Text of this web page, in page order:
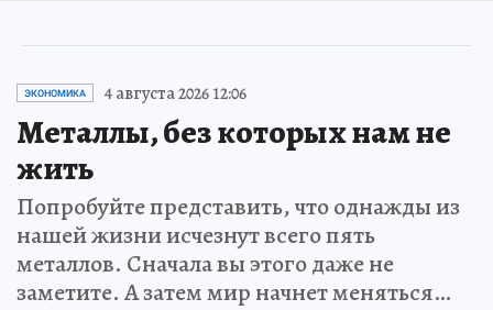
ЭКОНОМИКА 4 августа 2026 12:06
Металлы, без которых нам не
жить
Попробуйте представить, что однажды из
нашей жизни исчезнут всего пять
металлов. Сначала вы этого даже не
заметите. А затем мир начнет меняться…